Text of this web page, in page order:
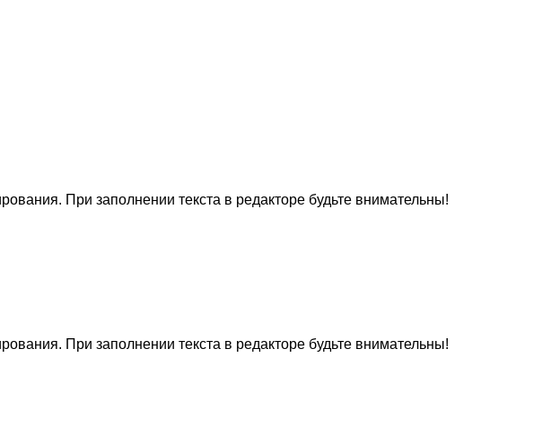
При заполнении текста в редакторе будьте внимательны!
При заполнении текста в редакторе будьте внимательны!